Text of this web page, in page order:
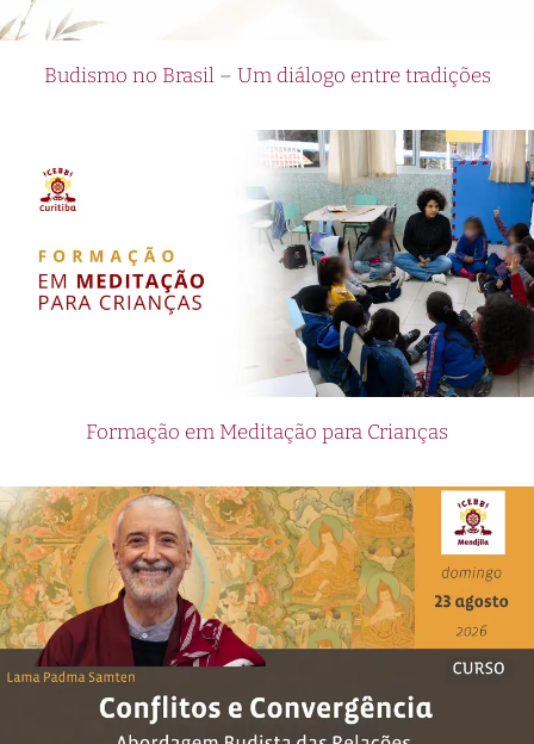
Budismo no Brasil – Um diálogo entre tradições
Formação em Meditação para Crianças